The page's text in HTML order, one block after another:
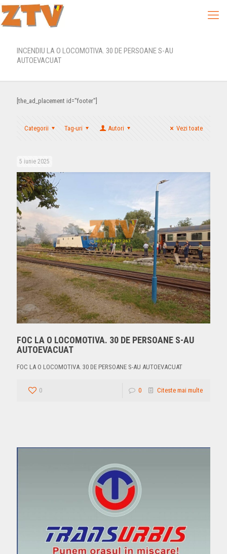
INCENDIU LA O LOCOMOTIVA. 30 DE PERSOANE S-AU
AUTOEVACUAT
[the_ad_placement id="footer"]
Categorii Tag-uri Autori Vezi toate
5 iunie 2025
FOC LA O LOCOMOTIVA. 30 DE PERSOANE S-AU
AUTOEVACUAT
FOC LA O LOCOMOTIVA. 30 DE PERSOANE S-AU AUTOEVACUAT
0 0 Citeste mai multe